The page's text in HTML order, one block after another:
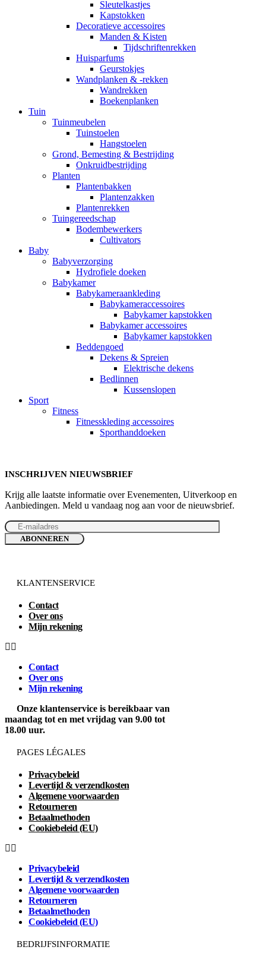
Sleutelkastjes
Kapstokken
Decoratieve accessoires
Manden & Kisten
Tijdschriftenrekken
Huisparfums
Geurstokjes
Wandplanken & -rekken
Wandrekken
Boekenplanken
Tuin
Tuinmeubelen
Tuinstoelen
Hangstoelen
Grond, Bemesting & Bestrijding
Onkruidbestrijding
Planten
Plantenbakken
Plantenzakken
Plantenrekken
Tuingereedschap
Bodembewerkers
Cultivators
Baby
Babyverzorging
Hydrofiele doeken
Babykamer
Babykameraankleding
Babykameraccessoires
Babykamer kapstokken
Babykamer accessoires
Babykamer kapstokken
Beddengoed
Dekens & Spreien
Elektrische dekens
Bedlinnen
Kussenslopen
Sport
Fitness
Fitnesskleding accessoires
Sporthanddoeken
INSCHRIJVEN NIEUWSBRIEF
Krijg alle laatste informatie over Evenementen, Uitverkoop en
Aanbiedingen. Meld u vandaag nog aan voor de nieuwsbrief.
KLANTENSERVICE
Contact
Over ons
Mijn rekening
Contact
Over ons
Mijn rekening
Onze klantenservice is bereikbaar van
maandag tot en met vrijdag van 9.00 tot
18.00 uur.
PAGES LÉGALES
Privacybeleid
Levertijd & verzendkosten
Algemene voorwaarden
Retourneren
Betaalmethoden
Cookiebeleid (EU)
Privacybeleid
Levertijd & verzendkosten
Algemene voorwaarden
Retourneren
Betaalmethoden
Cookiebeleid (EU)
BEDRIJFSINFORMATIE